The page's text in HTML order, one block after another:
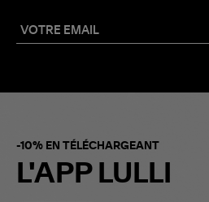
-10% EN TÉLÉCHARGEANT
L'APP LULLI